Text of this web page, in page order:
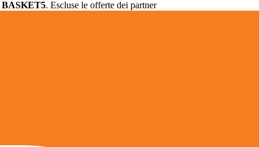
BASKET5. Escluse le offerte dei partner